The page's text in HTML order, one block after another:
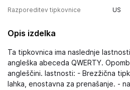
Razporeditev tipkovnice US
Opis izdelka
Ta tipkovnica ima naslednje
angleška abeceda QWERTY.
angleščini. lastnosti: - Brezžična
lahka, enostavna za prenašanje. -